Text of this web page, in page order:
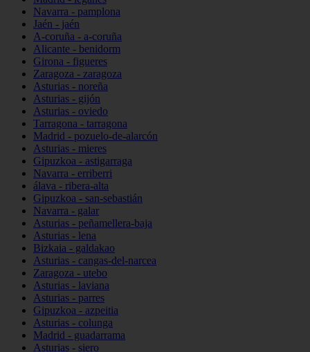
Navarra - pamplona
Jaén - jaén
A-coruña - a-coruña
Alicante - benidorm
Girona - figueres
Zaragoza - zaragoza
Asturias - noreña
Asturias - gijón
Asturias - oviedo
Tarragona - tarragona
Madrid - pozuelo-de-alarcón
Asturias - mieres
Gipuzkoa - astigarraga
Navarra - erriberri
álava - ribera-alta
Gipuzkoa - san-sebastián
Navarra - galar
Asturias - peñamellera-baja
Asturias - lena
Bizkaia - galdakao
Asturias - cangas-del-narcea
Zaragoza - utebo
Asturias - laviana
Asturias - parres
Gipuzkoa - azpeitia
Asturias - colunga
Madrid - guadarrama
Asturias - siero